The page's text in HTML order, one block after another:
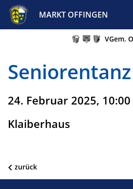
MARKT OFFINGEN
VGem.
Seniorentanz
24. Februar 2025,
Klaiberhaus
zurück